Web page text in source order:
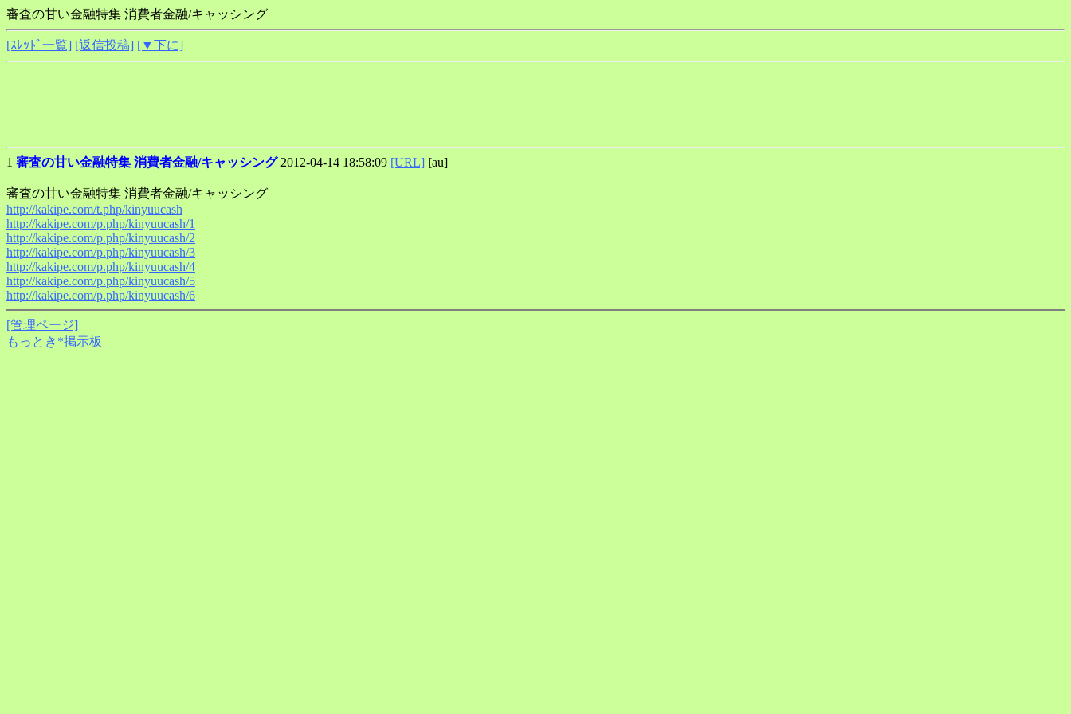
審査の甘い金融特集 消費者金融/キャッシング
[ｽﾚｯﾄﾞ一覧] [返信投稿] [▼下に]
1 審査の甘い金融特集 消費者金融/キャッシング2012-04-14 18:58:09 [URL] [au]
審査の甘い金融特集 消費者金融/キャッシング
http://kakipe.com/t.php/kinyuucash
http://kakipe.com/p.php/kinyuucash/1
http://kakipe.com/p.php/kinyuucash/2
http://kakipe.com/p.php/kinyuucash/3
http://kakipe.com/p.php/kinyuucash/4
http://kakipe.com/p.php/kinyuucash/5
http://kakipe.com/p.php/kinyuucash/6
[管理ページ]
もっとき*掲示板